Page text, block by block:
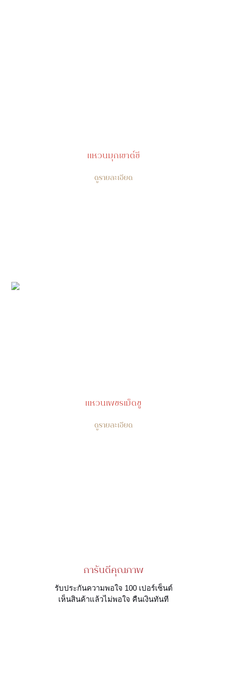
แหวนมุกเซาต์ซี
ดูรายละเอียด
แหวนเพชรเม็ดชู
ดูรายละเอียด
การันตีคุณภาพ
รับประกันความพอใจ 100 เปอร์เซ็นต์
เห็นสินค้าแล้วไม่พอใจ คืนเงินทันที